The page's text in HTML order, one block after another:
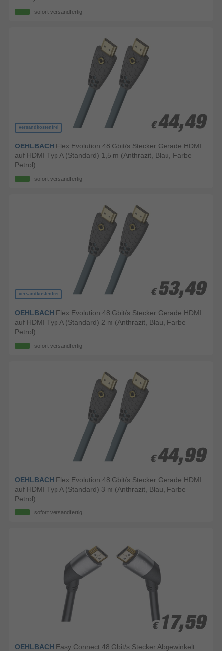
sofort versandfertig
versandkostenfrei € 44,49
€ 44,49
OEHLBACH Flex Evolution 48 Gbit/s Stecker Gerade HDMI
auf HDMI Typ A (Standard) 1,5 m (Anthrazit, Blau, Farbe
Petrol)
sofort versandfertig
versandkostenfrei € 53,49
€ 53,49
OEHLBACH Flex Evolution 48 Gbit/s Stecker Gerade HDMI
auf HDMI Typ A (Standard) 2 m (Anthrazit, Blau, Farbe
Petrol)
sofort versandfertig
€ 44,99
€ 44,99
OEHLBACH Flex Evolution 48 Gbit/s Stecker Gerade HDMI
auf HDMI Typ A (Standard) 3 m (Anthrazit, Blau, Farbe
Petrol)
sofort versandfertig
€ 17,59
€ 17,59
OEHLBACH Easy Connect 48 Gbit/s Stecker Abgewinkelt